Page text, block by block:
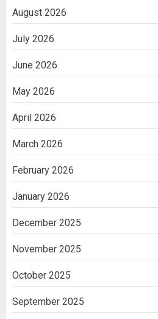
August 2026
July 2026
June 2026
May 2026
April 2026
March 2026
February 2026
January 2026
December 2025
November 2025
October 2025
September 2025